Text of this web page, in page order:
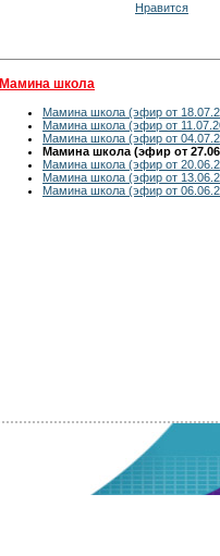
Нравится
Мамина школа
Мамина школа (эфир от
Мамина школа (эфир от
Мамина школа (эфир от
Мамина школа (эфир от
Мамина школа (эфир от
Мамина школа (эфир от
Мамина школа (эфир от